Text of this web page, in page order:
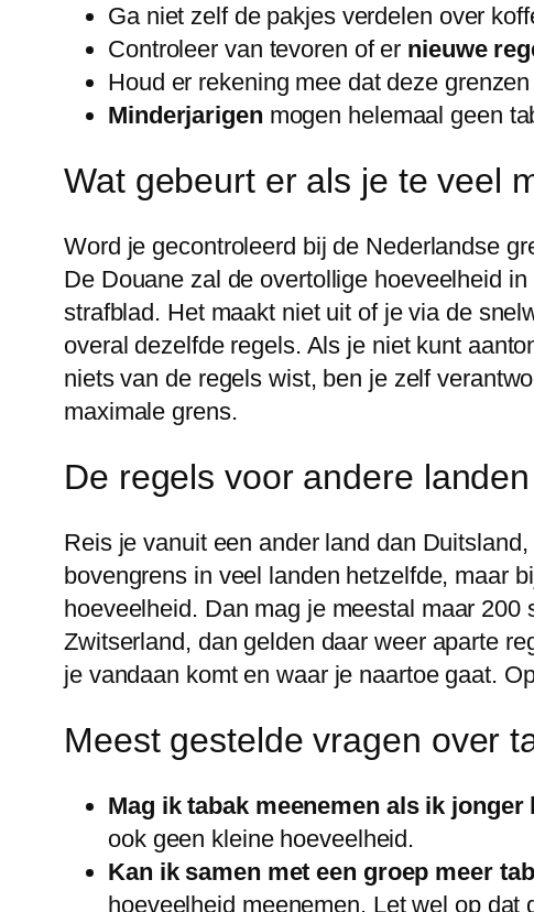
Ga niet zelf de pakjes verdelen over
Controleer van tevoren of er nieuwe
Houd er rekening mee dat deze
Minderjarigen mogen helemaal geen
Wat gebeurt er als je te veel
Word je gecontroleerd bij de Nederlandse
De Douane zal de overtollige hoeveelheid
strafblad. Het maakt niet uit of je via de
overal dezelfde regels. Als je niet kunt
niets van de regels wist, ben je zelf
maximale grens.
De regels voor andere
Reis je vanuit een ander land dan
bovengrens in veel landen hetzelfde, maar
hoeveelheid. Dan mag je meestal maar
Zwitserland, dan gelden daar weer aparte
je vandaan komt en waar je naartoe gaat.
Meest gestelde vragen over
Mag ik tabak meenemen als ik jonger
ook geen kleine hoeveelheid.
Kan ik samen met een groep meer
hoeveelheid meenemen. Let wel op